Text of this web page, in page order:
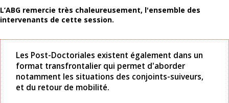
L’ABG remercie très chaleureusement, l'ensemble des
intervenants de cette session.
Les Post-Doctoriales existent également dans un
format transfrontalier qui permet d'aborder
notamment les situations des conjoints-suiveurs,
et du retour de mobilité.